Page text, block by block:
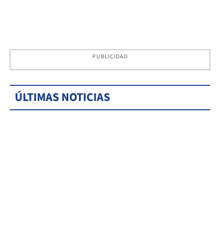
PUBLICIDAD
ÚLTIMAS NOTICIAS